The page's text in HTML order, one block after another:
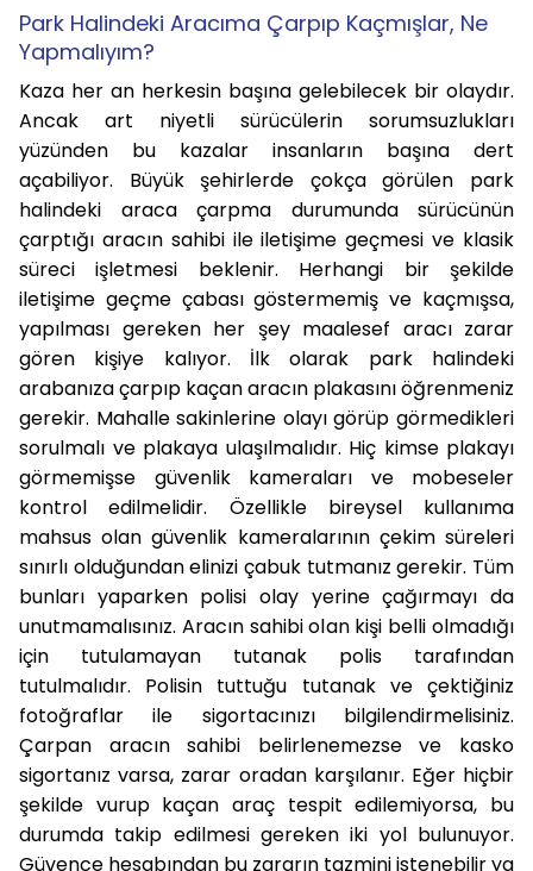
Park Halindeki Aracıma Çarpıp Kaçmışlar, Ne
Yapmalıyım?
Kaza her an herkesin başına gelebilecek bir olaydır.
Ancak art niyetli sürücülerin sorumsuzlukları
yüzünden bu kazalar insanların başına dert
açabiliyor. Büyük şehirlerde çokça görülen park
halindeki araca çarpma durumunda sürücünün
çarptığı aracın sahibi ile iletişime geçmesi ve klasik
süreci işletmesi beklenir. Herhangi bir şekilde
iletişime geçme çabası göstermemiş ve kaçmışsa,
yapılması gereken her şey maalesef aracı zarar
gören kişiye kalıyor. İlk olarak park halindeki
arabanıza çarpıp kaçan aracın plakasını öğrenmeniz
gerekir. Mahalle sakinlerine olayı görüp görmedikleri
sorulmalı ve plakaya ulaşılmalıdır. Hiç kimse plakayı
görmemişse güvenlik kameraları ve mobeseler
kontrol edilmelidir. Özellikle bireysel kullanıma
mahsus olan güvenlik kameralarının çekim süreleri
sınırlı olduğundan elinizi çabuk tutmanız gerekir. Tüm
bunları yaparken polisi olay yerine çağırmayı da
unutmamalısınız. Aracın sahibi olan kişi belli olmadığı
için tutulamayan tutanak polis tarafından
tutulmalıdır. Polisin tuttuğu tutanak ve çektiğiniz
fotoğraflar ile sigortacınızı bilgilendirmelisiniz.
Çarpan aracın sahibi belirlenemezse ve kasko
sigortanız varsa, zarar oradan karşılanır. Eğer hiçbir
şekilde vurup kaçan araç tespit edilemiyorsa, bu
durumda takip edilmesi gereken iki yol bulunuyor.
Güvence hesabından bu zararın tazmini istenebilir ya